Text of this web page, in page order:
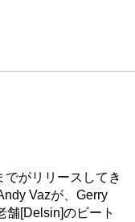
がリリースしてき
Vazが、Gerry
舗[Delsin]のビート